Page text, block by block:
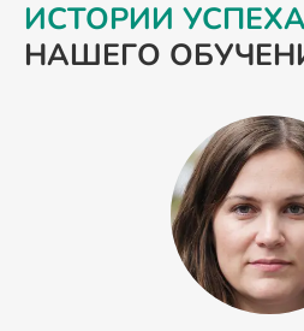
ИСТОРИИ УСПЕХА
НАШЕГО